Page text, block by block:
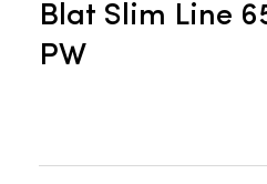
Blat Slim Line
PW